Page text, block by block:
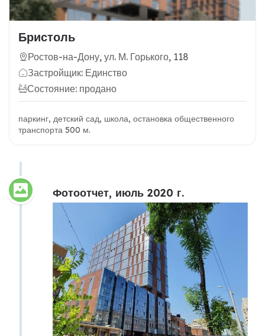
Бристоль
Ростов-на-Дону, ул. М. Горького, 118
Застройщик: Единство
Состояние: продано
паркинг, детский сад, школа, остановка общественного
транспорта 500 м.
Фотоотчет, июль 2020 г.